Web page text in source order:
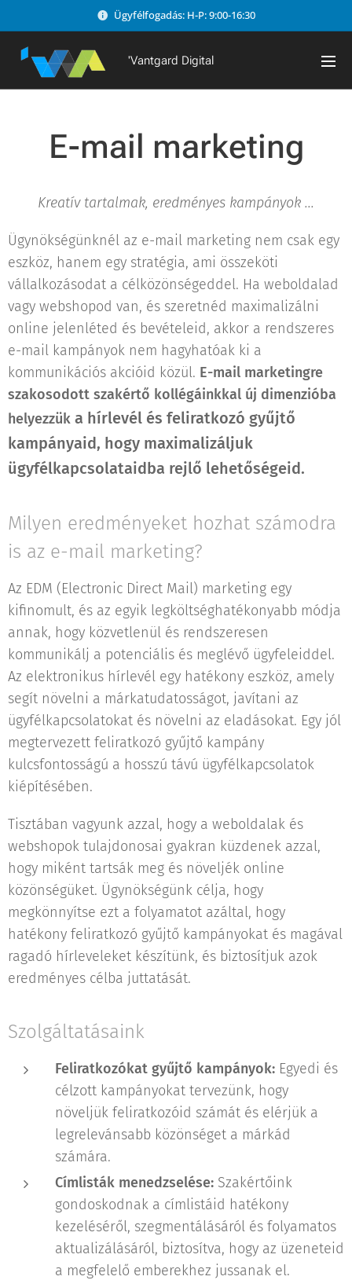
Ügyfélfogadás: H-P: 9:00-16:30
'Vantgard Digital
E-mail marketing
Kreatív tartalmak, eredményes kampányok ...
Ügynökségünknél az e-mail marketing nem csak egy
eszköz, hanem egy stratégia, ami összeköti
vállalkozásodat a célközönségeddel. Ha weboldalad
vagy webshopod van, és szeretnéd maximalizálni
online jelenléted és bevételeid, akkor a rendszeres
e-mail kampányok nem hagyhatóak ki a
kommunikációs akcióid közül. E-mail marketingre
szakosodott szakértő kollégáinkkal új dimenzióba
helyezzük a hírlevél és feliratkozó gyűjtő
kampányaid, hogy maximalizáljuk
ügyfélkapcsolataidba rejlő lehetőségeid.
Milyen eredményeket hozhat számodra
is az e-mail marketing?
Az EDM (Electronic Direct Mail) marketing egy
kifinomult, és az egyik legköltséghatékonyabb módja
annak, hogy közvetlenül és rendszeresen
kommunikálj a potenciális és meglévő ügyfeleiddel.
Az elektronikus hírlevél egy hatékony eszköz, amely
segít növelni a márkatudatosságot, javítani az
ügyfélkapcsolatokat és növelni az eladásokat. Egy jól
megtervezett feliratkozó gyűjtő kampány
kulcsfontosságú a hosszú távú ügyfélkapcsolatok
kiépítésében.
Tisztában vagyunk azzal, hogy a weboldalak és
webshopok tulajdonosai gyakran küzdenek azzal,
hogy miként tartsák meg és növeljék online
közönségüket. Ügynökségünk célja, hogy
megkönnyítse ezt a folyamatot azáltal, hogy
hatékony feliratkozó gyűjtő kampányokat és magával
ragadó hírleveleket készítünk, és biztosítjuk azok
eredményes célba juttatását.
Szolgáltatásaink
Feliratkozókat gyűjtő kampányok: Egyedi és
célzott kampányokat tervezünk, hogy
növeljük feliratkozóid számát és elérjük a
legrelevánsabb közönséget a márkád
számára.
Címlisták menedzselése: Szakértőink
gondoskodnak a címlistáid hatékony
kezeléséről, szegmentálásáról és folyamatos
aktualizálásáról, biztosítva, hogy az üzeneteid
a megfelelő emberekhez jussanak el.